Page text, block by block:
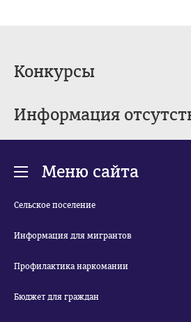
Конкурсы
Информация
Меню сайта
Сельское поселение
Информация для мигрантов
Профилактика наркомании
Бюджет для граждан